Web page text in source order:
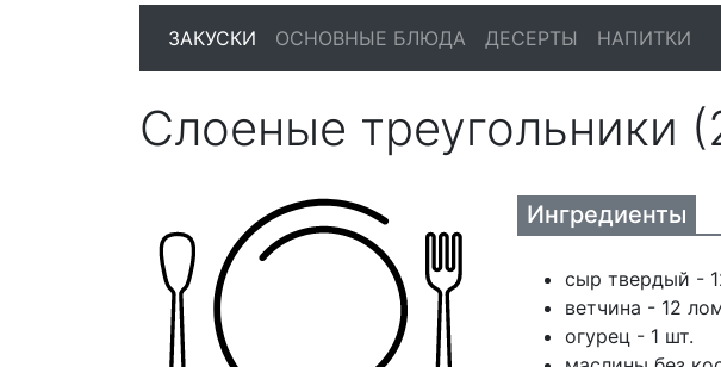
ЗАКУСКИ ОСНОВНЫЕ БЛЮДА ДЕСЕРТЫ НАПИТКИ
Слоеные треугольники
Ингредиенты
сыр твердый -
ветчина - 12
огурец - 1 шт.